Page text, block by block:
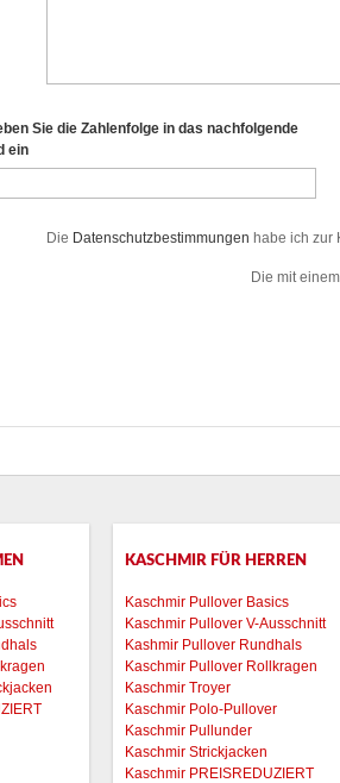
Sie die Zahlenfolge in das nachfolgende
ein
Die Datenschutzbestimmungen habe ich zur
Die mit
KASCHMIR FÜR HERREN
Kaschmir Pullover Basics
Kaschmir Pullover V-Ausschnitt
Kashmir Pullover Rundhals
Kaschmir Pullover Rollkragen
Kaschmir Troyer
Kaschmir Polo-Pullover
Kaschmir Pullunder
Kaschmir Strickjacken
Kaschmir PREISREDUZIERT